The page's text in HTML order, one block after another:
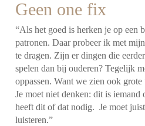
Geen one fix
“Als het goed is herken je op een
patronen. Daar probeer ik met
te dragen. Zijn er dingen die
spelen dan bij ouderen?Tegelijk
oppassen. Want we zien ook
Je moet niet denken: dit is iemand
heeft dit of dat nodig. Je moet
luisteren.”